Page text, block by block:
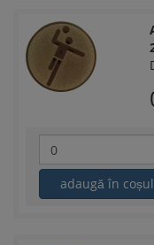
adaugă în